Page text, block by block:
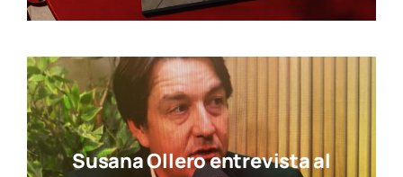
El pul­so de la ciu­dad en nues­tra revis­ta